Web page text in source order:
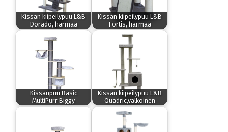
Kissan kiipeilypuu L&B
Dorado, harmaa
Kissan kiipeilypuu L&B
Fortis, harmaa
Kissanpuu Basic
MultiPurr Biggy
Kissan kiipeilypuu L&B
Quadric,valkoinen